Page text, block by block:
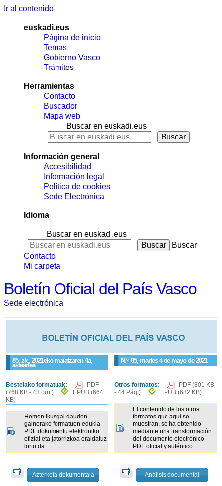
Ir al contenido
euskadi.eus
Página de inicio
Temas
Gobierno Vasco
Trámites
Herramientas
Contacto
Buscador
Mapa web
Buscar en euskadi.eus
Información general
Accesibilidad
Información legal
Política de cookies
Sede Electrónica
Idioma
Buscar en euskadi.eus
Buscar
Contacto
Mi carpeta
Boletín Oficial del País Vasco
Sede electrónica
85. zk., 2021eko maiatzaren 4a,
asteartea
N.º 85, martes 4 de mayo de 2021
Bestelako formatuak:
PDF
(768 KB - 43 orri.)
EPUB (664
KB)
Hemen ikusgai dauden
gainerako formatuen edukia
PDF dokumentu elektroniko
ofizial eta jatorrizkoa eraldatuz
lortu da
Azterketa dokumentala
Otros formatos: PDF(801 KB
- 44 Pág.)
EPUB(682 KB)
El contenido de los otros
formatos que aquí se
muestran, se ha obtenido
mediante una transformación
del documento electrónico
PDF oficial y auténtico
Análisis documental